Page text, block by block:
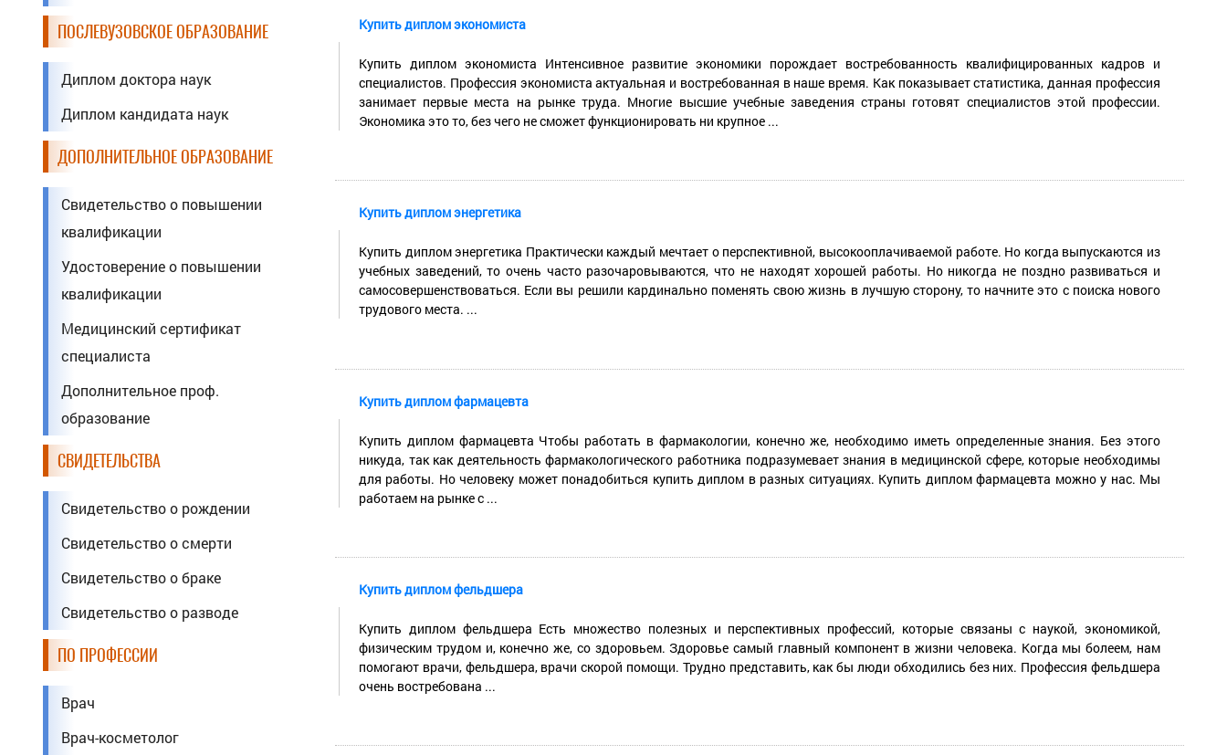
ПОСЛЕВУЗОВСКОЕ ОБРАЗОВАНИЕ
Диплом доктора наук
Диплом кандидата наук
ДОПОЛНИТЕЛЬНОЕ ОБРАЗОВАНИЕ
Свидетельство о повышении
квалификации
Удостоверение о повышении
квалификации
Медицинский сертификат
специалиста
Дополнительное проф.
образование
СВИДЕТЕЛЬСТВА
Свидетельство о рождении
Свидетельство о смерти
Свидетельство о браке
Свидетельство о разводе
ПО ПРОФЕССИИ
Врач
Врач-косметолог
Купить диплом экономиста
Купить диплом экономиста Интенсивное развитие экономики порождает востребованность квалифицированных кадров и
специалистов. Профессия экономиста актуальная и востребованная в наше время. Как показывает статистика, данная профессия
занимает первые места на рынке труда. Многие высшие учебные заведения страны готовят специалистов этой профессии.
Экономика это то, без чего не сможет функционировать ни крупное ...
Купить диплом энергетика
Купить диплом энергетика Практически каждый мечтает о перспективной, высокооплачиваемой работе. Но когда выпускаются из
учебных заведений, то очень часто разочаровываются, что не находят хорошей работы. Но никогда не поздно развиваться и
самосовершенствоваться. Если вы решили кардинально поменять свою жизнь в лучшую сторону, то начните это с поиска нового
трудового места. ...
Купить диплом фармацевта
Купить диплом фармацевта Чтобы работать в фармакологии, конечно же, необходимо иметь определенные знания. Без этого
никуда, так как деятельность фармакологического работника подразумевает знания в медицинской сфере, которые необходимы
для работы. Но человеку может понадобиться купить диплом в разных ситуациях. Купить диплом фармацевта можно у нас. Мы
работаем на рынке с ...
Купить диплом фельдшера
Купить диплом фельдшера Есть множество полезных и перспективных профессий, которые связаны с наукой, экономикой,
физическим трудом и, конечно же, со здоровьем. Здоровье самый главный компонент в жизни человека. Когда мы болеем, нам
помогают врачи, фельдшера, врачи скорой помощи. Трудно представить, как бы люди обходились без них. Профессия фельдшера
очень востребована ...